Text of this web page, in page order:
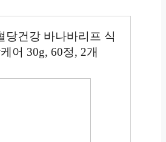
당건강 바나바리프 식
어 30g, 60정, 2개